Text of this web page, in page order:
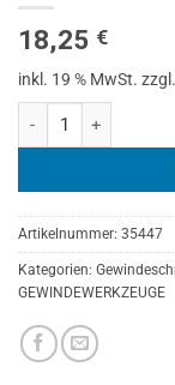
18,25 €
inkl. 19 % MwSt.
Artikelnummer: 35447
Kategorien:
GEWINDEWERKZEUGE